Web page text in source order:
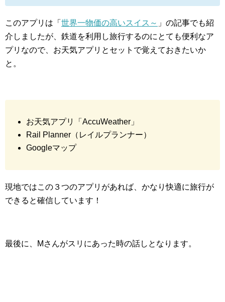
このアプリは「 世界一物価の高いスイス～ 」の記事でも紹
介しましたが、鉄道を利用し旅行するのにとても便利なア
プリなので、お天気アプリとセットで覚えておきたいか
と。
お天気アプリ「AccuWeather」
Rail Planner（レイルプランナー）
Googleマップ
現地ではこの３つのアプリがあれば、かなり快適に旅行が
できると確信しています！
最後に、Mさんがスリにあった時の話しとなります。